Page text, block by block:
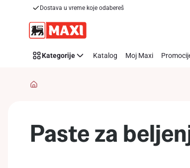
Dostava u vreme koje odabereš
Kategorije Katalog Moj Maxi
Paste za